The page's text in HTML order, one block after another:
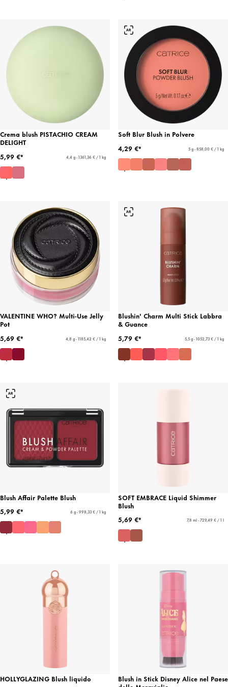
Crema blush PISTACHIO CREAM
DELIGHT
5,99 €*
4,4 g - 1361,36 € / 1 kg
Soft Blur Blush in Polvere
4,29 €*
5 g - 858,00 € / 1 kg
VALENTINE WHO? Multi-Use Jelly
Pot
5,69 €*
4,8 g - 1185,42 € / 1 kg
Blushin' Charm Multi Stick Labbra
& Guance
5,79 €*
5,5 g - 1052,73 € / 1 kg
Blush Affair Palette Blush
5,99 €*
6 g - 998,33 € / 1 kg
SOFT EMBRACE Liquid Shimmer
Blush
5,69 €*
7,8 ml - 729,49 € / 1 l
HOLLYGLAZING Blush liquido
Blush in Stick Disney Alice nel Paese